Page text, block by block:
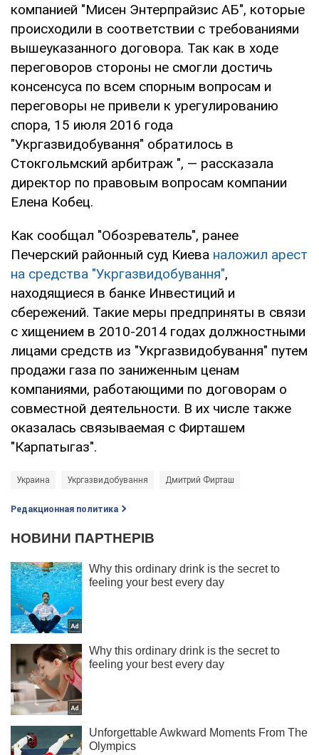
компанией "Мисен Энтерпрайзис АБ", которые
происходили в соответствии с требованиями
вышеуказанного договора. Так как в ходе
переговоров стороны не смогли достичь
консенсуса по всем спорным вопросам и
переговоры не привели к урегулированию
спора, 15 июля 2016 года
"Укргазвидобування" обратилось в
Стокгольмский арбитраж ", — рассказала
директор по правовым вопросам компании
Елена Кобец.
Как сообщал "Обозреватель", ранее
Печерский районный суд Киева наложил арест
на средства "Укргазвидобування",
находящиеся в банке Инвестиций и
сбережений. Такие меры предприняты в связи
с хищением в 2010-2014 годах должностными
лицами средств из "Укргазвидобування" путем
продажи газа по заниженным ценам
компаниями, работающими по договорам о
совместной деятельности. В их числе также
оказалась связываемая с Фирташем
"Карпатыгаз".
Украина Укргазвидобування Дмитрий Фирташ
Редакционная политика